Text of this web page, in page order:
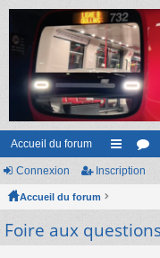
Accueil du forum
ac
ur
or
m
Connexion Inscription
Accueil du forum
Foire aux